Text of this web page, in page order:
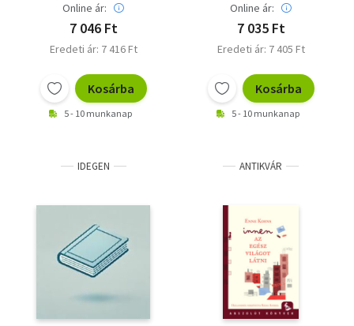
Online ár:
7 046 Ft
Eredeti ár: 7 416 Ft
Kosárba
5 - 10 munkanap
Online ár:
7 035 Ft
Eredeti ár: 7 405 Ft
Kosárba
5 - 10 munkanap
IDEGEN ANTIKVÁR